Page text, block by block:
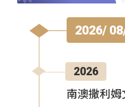
2026/
2026
南澳撒利姆